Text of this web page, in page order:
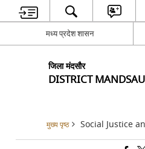
मध्य प्रदेश शासन
जिला मंदसौर
DISTRICT
मुख्य पृष्ठ Social Justice